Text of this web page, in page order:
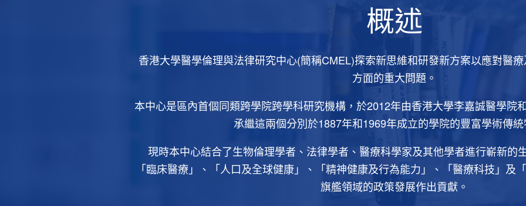
概述
香港大學醫學倫理與法律研究中心(簡稱CMEL)探索新思維和研發新方案以應對醫
方面的重大問題。
本中心是區內首個同類跨學院跨學科研究機構，於2012年由香港大學李嘉誠醫學院
承繼這兩個分別於1887年和1969年成立的學院的豐富學術傳
現時本中心結合了生物倫理學者、法律學者、醫療科學家及其他學者進行嶄新的
「臨床醫療」、「人口及全球健康」、「精神健康及行為能力」、「醫療科技」及
旗艦領域的政策發展作出貢獻。